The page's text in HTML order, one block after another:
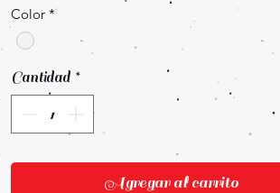
Color *
Cantidad *
Agregar al carrito